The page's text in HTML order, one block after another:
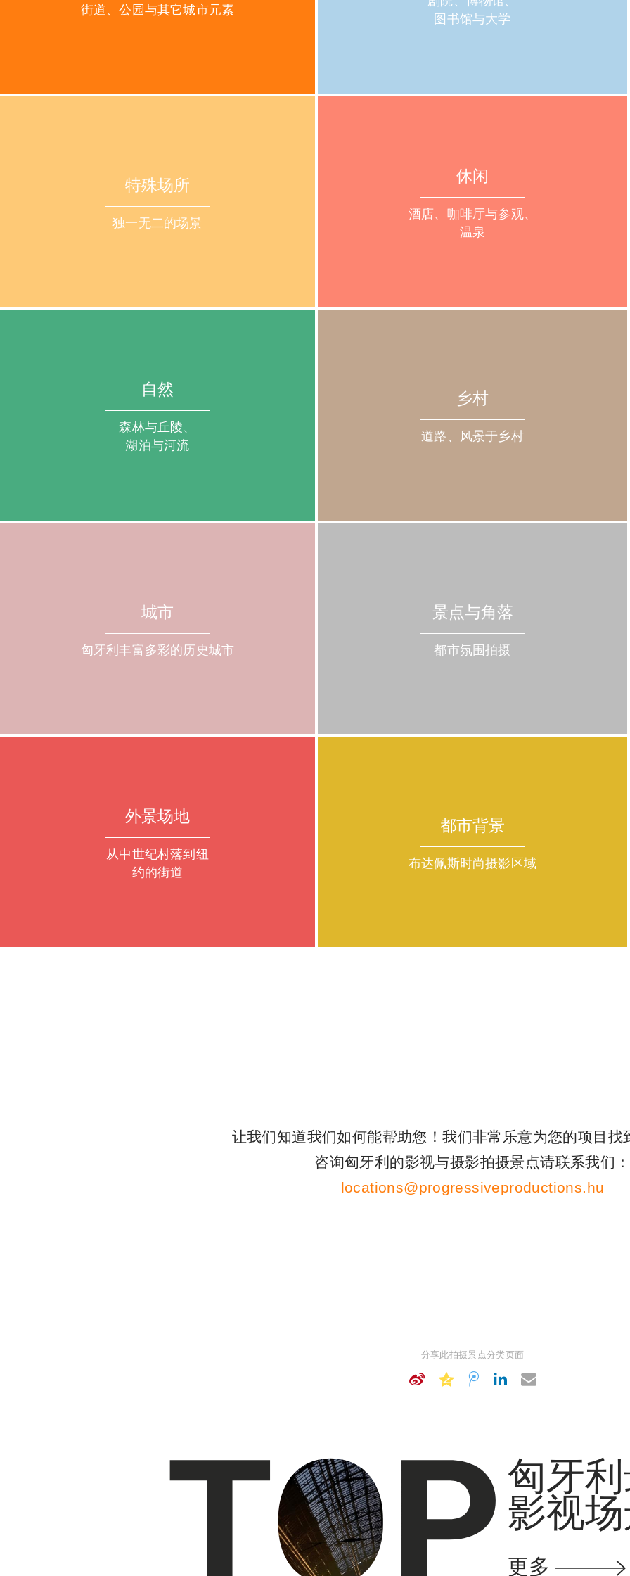
街道、公园与其它城市元素
图书馆与大学
特殊场所
独一无二的场景
休闲
酒店、咖啡厅与参观、
温泉
自然
森林与丘陵、
湖泊与河流
乡村
道路、风景于乡村
城市
匈牙利丰富多彩的历史城市
景点与角落
都市氛围拍摄
外景场地
从中世纪村落到纽
约的街道
都市背景
布达佩斯时尚摄影区域
让我们知道我们如何能帮助您！我们非常乐意为您的项目找
咨询匈牙利的影视与摄影拍摄景点请联系我们：
locations@progressiveproductions.hu
分享此拍摄景点分类页面
匈牙
影视
更多